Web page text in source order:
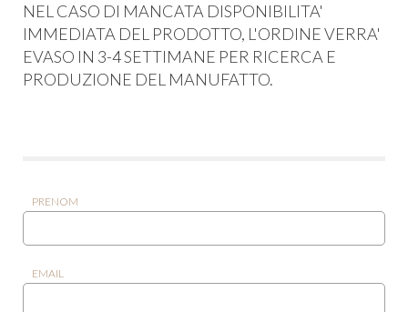
NEL CASO DI MANCATA DISPONIBILITA'
IMMEDIATA DEL PRODOTTO, L'ORDINE VERRA'
EVASO IN 3-4 SETTIMANE PER RICERCA E
PRODUZIONE DEL MANUFATTO.
PRENOM
EMAIL